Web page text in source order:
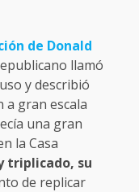
de Donald
llamó
y describió
a gran escala
una gran
la Casa
triplicado, su
de replicar